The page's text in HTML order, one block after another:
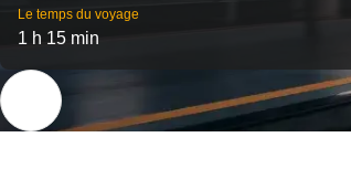
Le temps du voyage
1 h 15 min